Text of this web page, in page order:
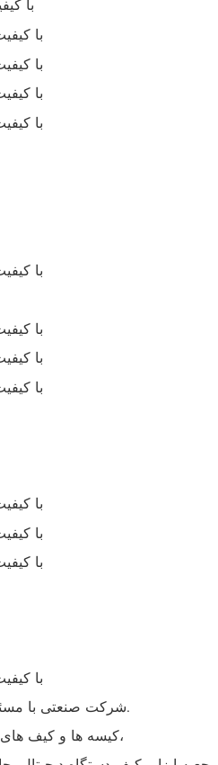
شرکت صنعتی با مسئولیت محدود که در زمینه تولید انواع ترموفرم و دوخت تخصص دارد.
کیسه ها و کیف های بسته، مانند کیف مداد اوا، کیف مدرسه، کیف گوشی، کیف عینک آفتابی،